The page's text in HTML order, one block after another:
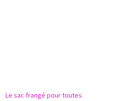
Le sac frangé pour toutes